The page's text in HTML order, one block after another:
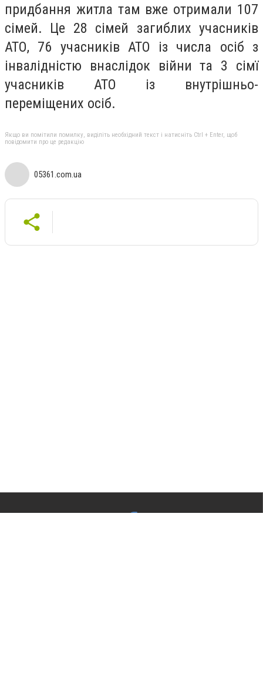
придбання житла там вже отримали 107
сімей. Це 28 сімей загиблих учасників
АТО, 76 учасників АТО із числа осіб з
інвалідністю внаслідок війни та 3 сімї
учасників АТО із внутрішньо-
переміщених осіб.
Якщо ви помітили помилку, виділіть необхідний текст і натисніть Ctrl + Enter, щоб
повідомити про це редакцію
05361.com.ua